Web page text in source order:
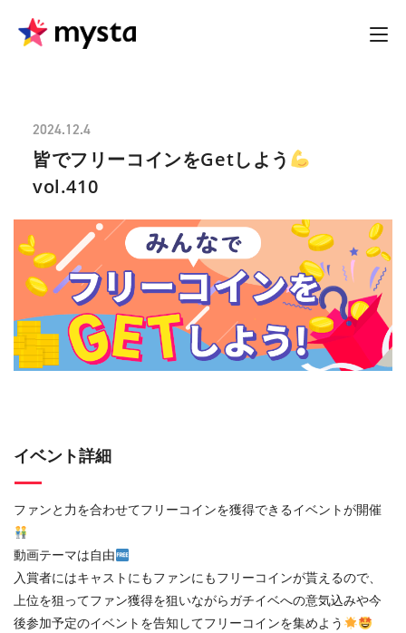
2024.12.4
皆でフリーコインをGetしよう
vol.410
イベント詳細
ファンと力を合わせてフリーコインを獲得できるイベントが開催
動画テーマは自由
入賞者にはキャストにもファンにもフリーコインが貰えるので、
上位を狙ってファン獲得を狙いながらガチイベへの意気込みや今
後参加予定のイベントを告知してフリーコインを集めよう